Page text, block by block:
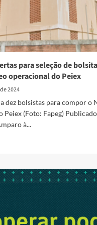
para seleção de
operacional do Peiex
2024
dez bolsistas para compor o
Peiex (Foto: Fapeg)
à...